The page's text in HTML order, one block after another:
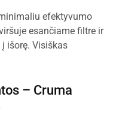
efektyvumo
esančiame filtre ir
išorę. Visiškas
– Cruma